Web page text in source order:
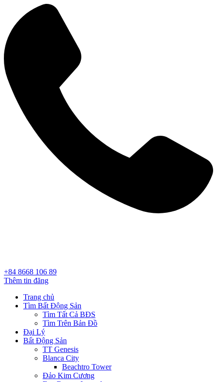
+84 8668 106 89
Thêm tin đăng
Trang chủ
Tìm Bất Động Sản
Tìm Tất Cả BĐS
Tìm Trên Bản Đồ
Đại Lý
Bất Động Sản
TT Genesis
Blanca City
Beachtro Tower
Đảo Kim Cương